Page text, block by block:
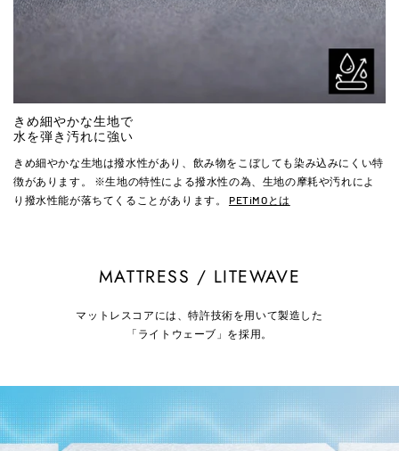
きめ細やかな生地で
水を弾き汚れに強い
きめ細やかな生地は撥水性があり、飲み物をこぼしても染み込みにくい特
徴があります。 ※生地の特性による撥水性の為、生地の摩耗や汚れによ
り撥水性能が落ちてくることがあります。 PETiMOとは
MATTRESS / LITEWAVE
マットレスコアには、特許技術を用いて製造した
「ライトウェーブ」を採用。